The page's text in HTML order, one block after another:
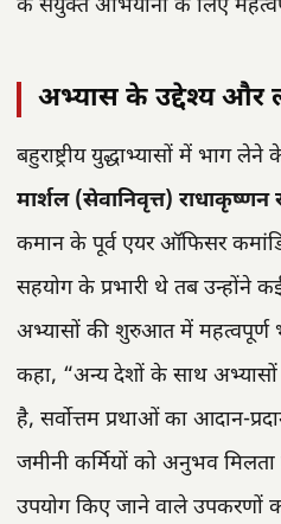
के संयुक्त अभियानों के लिए
अभ्यास के उद्देश्य और
बहुराष्ट्रीय युद्धाभ्यासों में भाग
मार्शल (सेवानिवृत्त) राधाकृष्णन
कमान के पूर्व एयर ऑफिसर
सहयोग के प्रभारी थे तब उन्होंने
अभ्यासों की शुरुआत में महत्वपूर्ण
कहा, “अन्य देशों के साथ
है, सर्वोत्तम प्रथाओं का आदान-
जमीनी कर्मियों को अनुभव मिलता
उपयोग किए जाने वाले उपकरणों